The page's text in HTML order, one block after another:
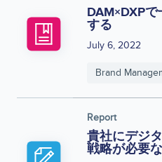
DAM×DXP
する
July 6, 2022
Brand
Report
貴社にデジ
戦略が必要